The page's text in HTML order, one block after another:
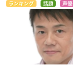
ランキング 話題 声優